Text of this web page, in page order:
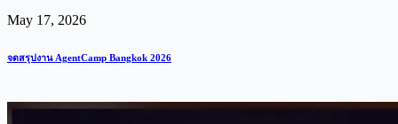
May 17, 2026
จดสรุปงาน AgentCamp Bangkok 2026